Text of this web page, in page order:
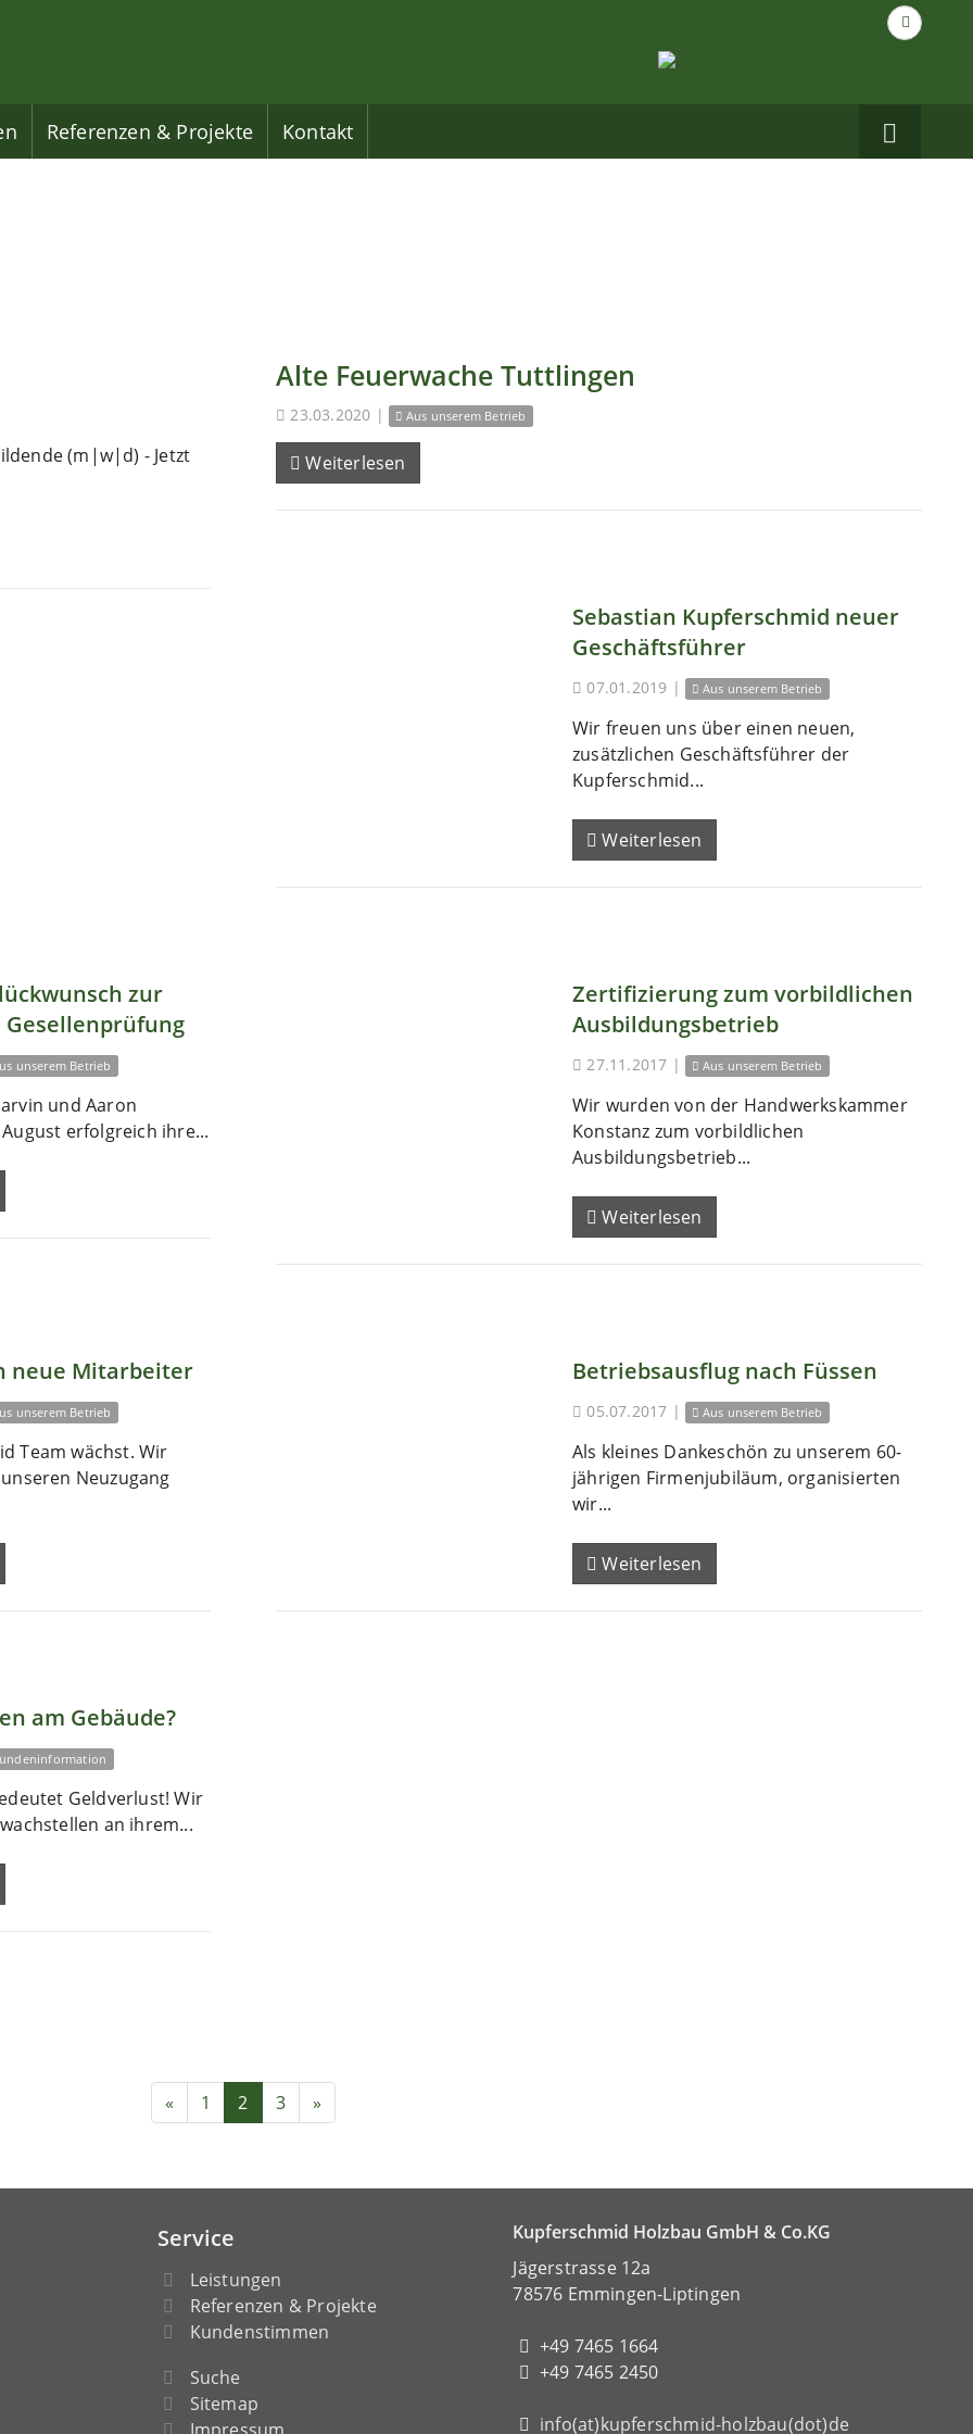
Suche
nach...
Referenzen & Projekte Kontakt
auf
(m|w|d) - Jetzt
Alte Feuerwache Tuttlingen
23.03.2020 | Aus unserem Betrieb
Weiterlesen
Sebastian Kupferschmid neuer
Geschäftsführer
07.01.2019 | Aus unserem Betrieb
Wir freuen uns über einen neuen,
zusätzlichen Geschäftsführer der
Kupferschmid...
Weiterlesen
zur
unserem Betrieb
und Aaron
erfolgreich ihre...
Zertifizierung zum vorbildlichen
Ausbildungsbetrieb
27.11.2017 | Aus unserem Betrieb
Wir wurden von der Handwerkskammer
Konstanz zum vorbildlichen
Ausbildungsbetrieb...
Weiterlesen
neue Mitarbeiter
unserem Betrieb
Team wächst. Wir
Neuzugang
Betriebsausflug nach Füssen
05.07.2017 | Aus unserem Betrieb
Als kleines Dankeschön zu unserem 60-
jährigen Firmenjubiläum, organisierten
wir...
Weiterlesen
am Gebäude?
Geldverlust! Wir
an ihrem...
« 1 2 3 »
Service
Leistungen
Referenzen & Projekte
Kundenstimmen
Suche
Sitemap
Kupferschmid Holzbau GmbH & Co.KG
Jägerstrasse 12a
78576 Emmingen-Liptingen
+49 7465 1664
+49 7465 2450
info(at)kupferschmid-holzbau(dot)de